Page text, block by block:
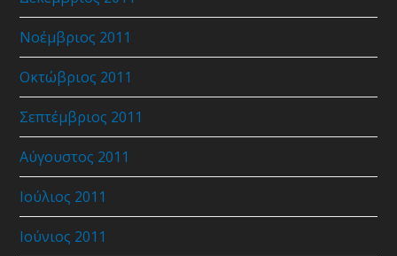
Νοέμβριος 2011
Οκτώβριος 2011
Σεπτέμβριος 2011
Αύγουστος 2011
Ιούλιος 2011
Ιούνιος 2011